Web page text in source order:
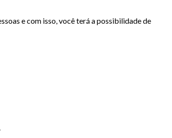
e com isso, você terá a possibilidade de